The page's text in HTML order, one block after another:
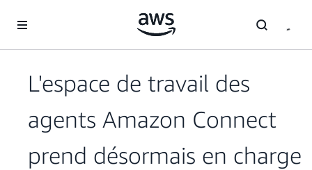
L'espace de travail des
agents Amazon Connect
prend désormais en charge